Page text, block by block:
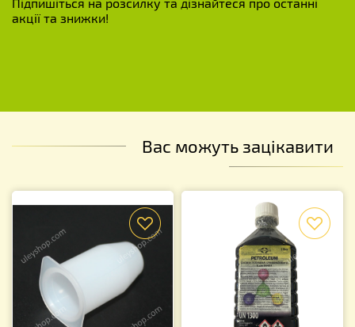
акції та знижки!
Вас можуть зацікавити